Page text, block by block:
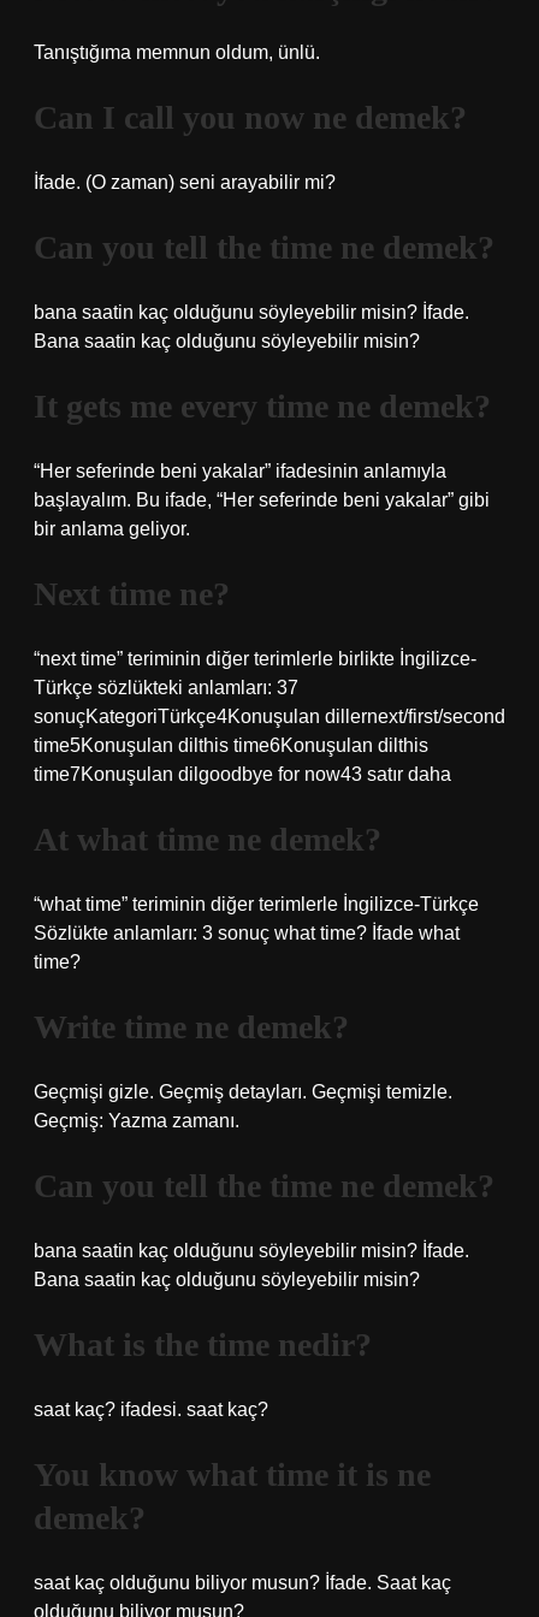
Tanıştığıma memnun oldum, ünlü.
Can I call you now ne demek?
İfade. (O zaman) seni arayabilir mi?
Can you tell the time ne demek?
bana saatin kaç olduğunu söyleyebilir misin? İfade.
Bana saatin kaç olduğunu söyleyebilir misin?
It gets me every time ne demek?
“Her seferinde beni yakalar” ifadesinin anlamıyla
başlayalım. Bu ifade, “Her seferinde beni yakalar” gibi
bir anlama geliyor.
Next time ne?
“next time” teriminin diğer terimlerle birlikte İngilizce-
Türkçe sözlükteki anlamları: 37
sonuçKategoriTürkçe4Konuşulan dillernext/first/second
time5Konuşulan dilthis time6Konuşulan dilthis
time7Konuşulan dilgoodbye for now43 satır daha
At what time ne demek?
“what time” teriminin diğer terimlerle İngilizce-Türkçe
Sözlükte anlamları: 3 sonuç what time? İfade what
time?
Write time ne demek?
Geçmişi gizle. Geçmiş detayları. Geçmişi temizle.
Geçmiş: Yazma zamanı.
Can you tell the time ne demek?
bana saatin kaç olduğunu söyleyebilir misin? İfade.
Bana saatin kaç olduğunu söyleyebilir misin?
What is the time nedir?
saat kaç? ifadesi. saat kaç?
You know what time it is ne
demek?
saat kaç olduğunu biliyor musun? İfade. Saat kaç
olduğunu biliyor musun?